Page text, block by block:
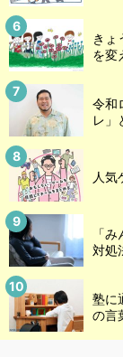
きょ
を変
令和
レ」
人気
「
対処
塾に
の言